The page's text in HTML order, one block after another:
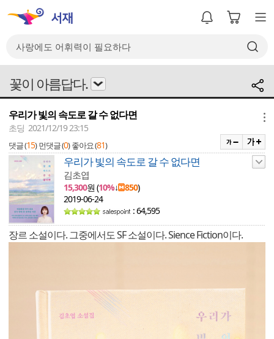
꽃이 아름답다.
우리가 빛의 속도로 갈 수 없다면
초딩 2021/12/19 23:15
댓글 (15) 먼댓글 (0) 좋아요 (81)
우리가 빛의 속도로 갈 수 없다면
김초엽
15,300원 (10%↓ 850)
2019-06-24
: 64,595
장르 소설이다. 그중에서도 SF 소설이다. Sience Fiction이다.